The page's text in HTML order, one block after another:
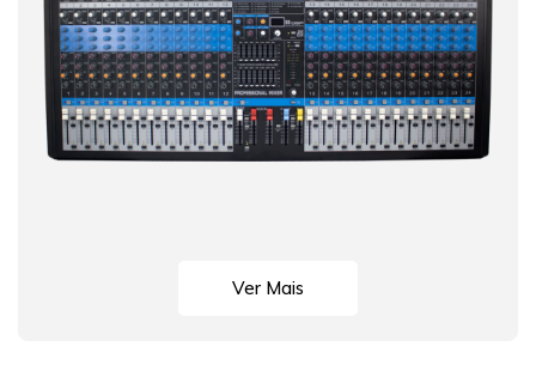
Ver Mais